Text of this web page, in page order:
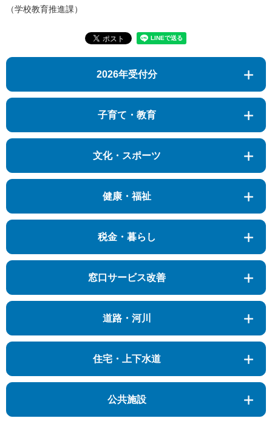
（学校教育推進課）
2026年受付分
子育て・教育
文化・スポーツ
健康・福祉
税金・暮らし
窓口サービス改善
道路・河川
住宅・上下水道
公共施設